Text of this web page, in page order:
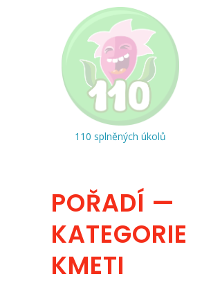
110 splněných úkolů
POŘADÍ —
KATEGORIE
KMETI